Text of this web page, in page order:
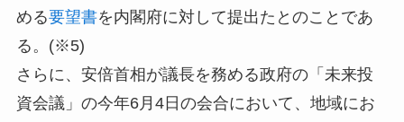
める要望書を内閣府に対して提出たとのことであ
る。(※5)
さらに、安倍首相が議長を務める政府の「未来投
資会議」の今年6月4日の会合において、地域にお